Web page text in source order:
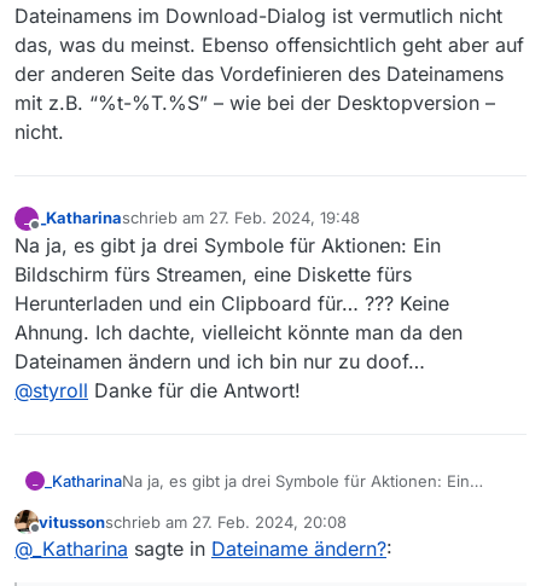
Dateinamens im Download-Dialog ist vermutlich nicht
das, was du meinst. Ebenso offensichtlich geht aber auf
der anderen Seite das Vordefinieren des Dateinamens
mit z.B. “%t-%T.%S” – wie bei der Desktopversion –
nicht.
_
Offline
_Katharinaschrieb am 27. Feb. 2024, 19:48
zuletzt editiert von
Na ja, es gibt ja drei Symbole für Aktionen: Ein
Bildschirm fürs Streamen, eine Diskette fürs
Herunterladen und ein Clipboard für… ??? Keine
Ahnung. Ich dachte, vielleicht könnte man da den
Dateinamen ändern und ich bin nur zu doof…
@styroll Danke für die Antwort!
_KatharinaNa ja, es gibt ja drei Symbole für Aktionen: Ein
Herunterladen und ein Clipboard für… ??? Keine
Ahnung. Ich dachte, vielleicht könnte man da den
Offline
vitussonschrieb am 27. Feb. 2024, 20:08
zuletzt editiert von
@ _Katharina sagte in Dateiname ändern?: